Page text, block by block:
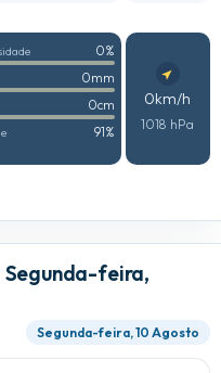
0%
0mm
0cm
91%
0km/h
1018 hPa
Segunda-feira,
Segunda-feira, 10 Agosto